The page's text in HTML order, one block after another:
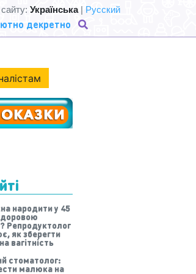
декретно
Українська| Русский
народити у 45
Репродуктолог
як зберегти
вагітність
стоматолог:
малюка на